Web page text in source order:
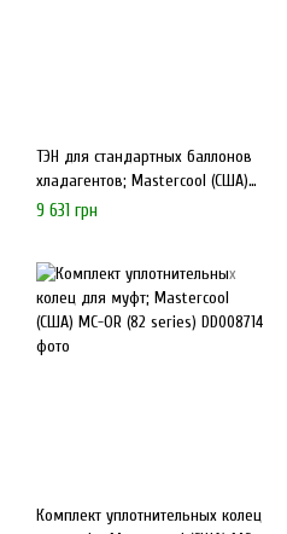
ТЭН для стандартных баллонов
хладагентов; Mastercool (США)
МС-98250-220
9 631 грн
Комплект уплотнительных колец